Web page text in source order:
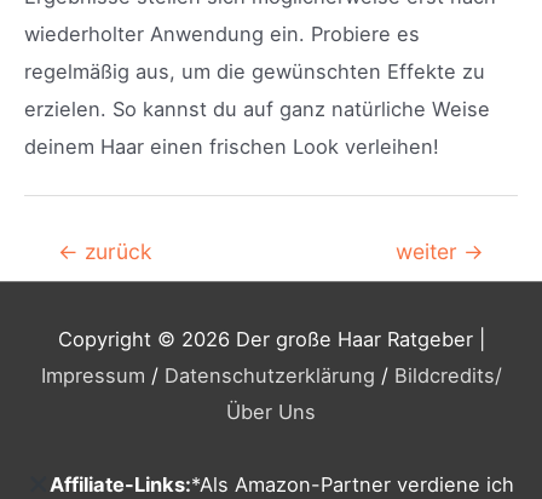
wiederholter Anwendung ein. Probiere es
regelmäßig aus, um die gewünschten Effekte zu
erzielen. So kannst du auf ganz natürliche Weise
deinem Haar einen frischen Look verleihen!
Beitragsnavigation
← zurück weiter →
Copyright © 2026 Der große Haar Ratgeber|
Impressum / Datenschutzerklärung / Bildcredits/
Über Uns
Affiliate-Links:*Als Amazon-Partner verdiene ich